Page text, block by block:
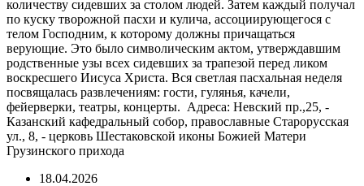
количеству сидевших за столом людей. Затем каждый получал
по куску творожной пасхи и кулича, ассоциирующегося с
телом Господним, к которому должны причащаться
верующие. Это было символическим актом, утверждавшим
родственные узы всех сидевших за трапезой перед ликом
воскресшего Иисуса Христа. Вся светлая пасхальная неделя
посвящалась развлечениям: гости, гулянья, качели,
фейерверки, театры, концерты. Адреса: Невский пр.,25, -
Казанский кафедральный собор, православные Старорусская
ул., 8, - церковь Шестаковской иконы Божией Матери
Грузинского прихода
18.04.2026